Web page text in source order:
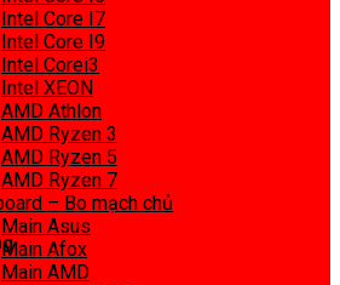
Intel Core I7
Intel Core I9
Intel Corei3
Intel XEON
AMD Athlon
AMD Ryzen 3
AMD Ryzen 5
AMD Ryzen 7
– Bo mạch chủ
Main Asus
Main Afox
Main AMD